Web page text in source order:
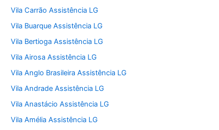
Vila Carrão Assistência LG
Vila Buarque Assistência LG
Vila Bertioga Assistência LG
Vila Airosa Assistência LG
Vila Anglo Brasileira Assistência LG
Vila Andrade Assistência LG
Vila Anastácio Assistência LG
Vila Amélia Assistência LG